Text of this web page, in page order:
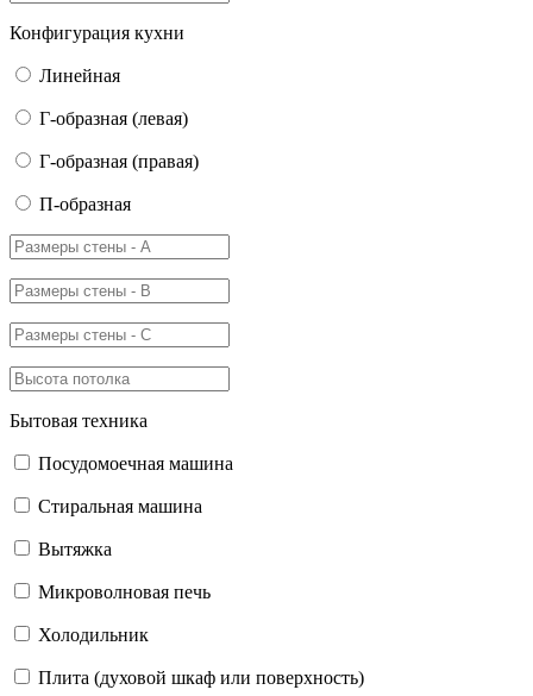
Конфигурация кухни
Линейная
Г-образная (левая)
Г-образная (правая)
П-образная
Бытовая техника
Посудомоечная машина
Стиральная машина
Вытяжка
Микроволновая печь
Холодильник
Плита (духовой шкаф или поверхность)